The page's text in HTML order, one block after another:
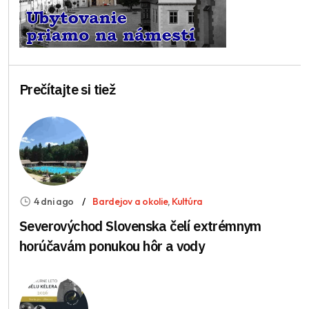
Prečítajte si tiež
4 dni ago Bardejov a okolie, Kultúra
Severovýchod Slovenska čelí extrémnym
horúčavám ponukou hôr a vody